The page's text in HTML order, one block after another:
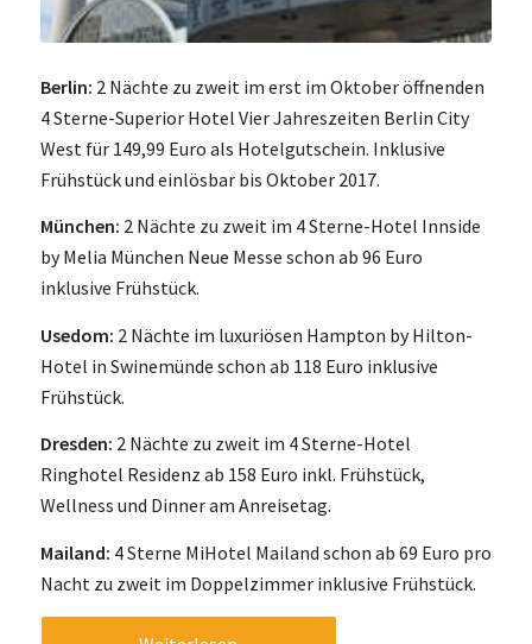
Berlin: 2 Nächte zu zweit im erst im Oktober öffnenden
4 Sterne-Superior Hotel Vier Jahreszeiten Berlin City
West für 149,99 Euro als Hotelgutschein. Inklusive
Frühstück und einlösbar bis Oktober 2017.
München: 2 Nächte zu zweit im 4 Sterne-Hotel Innside
by Melia München Neue Messe schon ab 96 Euro
inklusive Frühstück.
Usedom: 2 Nächte im luxuriösen Hampton by Hilton-
Hotel in Swinemünde schon ab 118 Euro inklusive
Frühstück.
Dresden: 2 Nächte zu zweit im 4 Sterne-Hotel
Ringhotel Residenz ab 158 Euro inkl. Frühstück,
Wellness und Dinner am Anreisetag.
Mailand: 4 Sterne MiHotel Mailand schon ab 69 Euro pro
Nacht zu zweit im Doppelzimmer inklusive Frühstück.